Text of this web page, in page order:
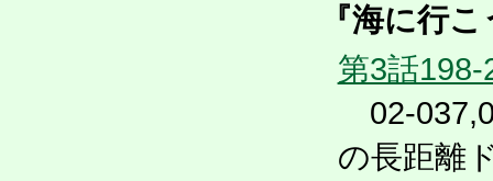
『海に行
第3話198-
02-
の長距離